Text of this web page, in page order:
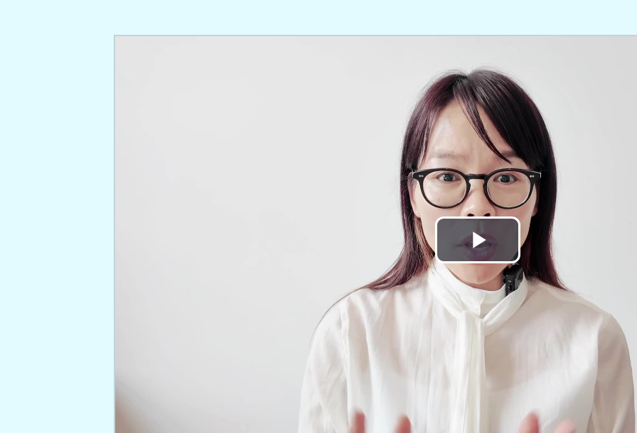
Play
Video